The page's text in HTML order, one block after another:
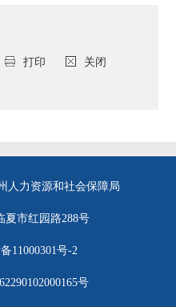
关闭
打印
人力资源和社会保障局
夏市红园路288号
11000301号-2
号